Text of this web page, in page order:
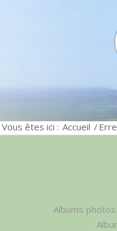
Vous êtes ici : Accueil /
Albums